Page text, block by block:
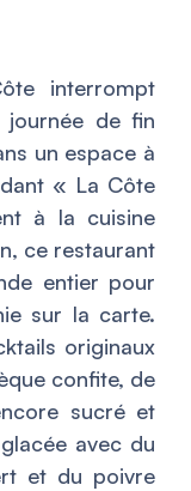
interrompt
journée de fin
un espace à
« La Côte
à la cuisine
ce restaurant
entier pour
sur la carte.
originaux
confite, de
sucré et
avec du
et du poivre